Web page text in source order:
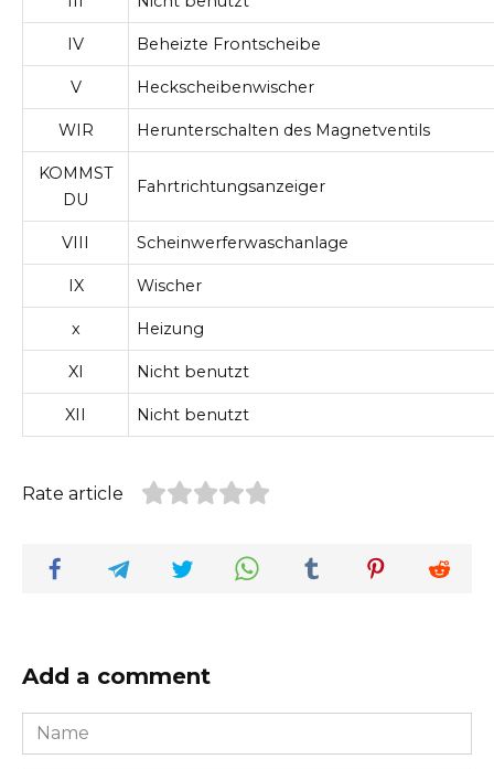
IV Beheizte Frontscheibe
V Heckscheibenwischer
WIR Herunterschalten des Magnetventils
KOMMST
DU
Fahrtrichtungsanzeiger
VIII Scheinwerferwaschanlage
IX Wischer
x Heizung
XI Nicht benutzt
XII Nicht benutzt
Rate article
Add a comment
Name
*